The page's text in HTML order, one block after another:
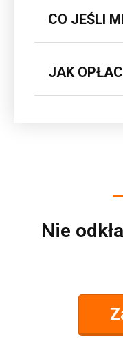
CO JEŚLI
JAK
Nie